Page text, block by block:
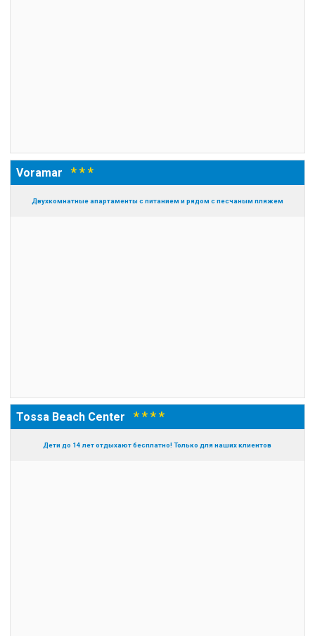
Voramar* * *
Двухкомнатные апартаменты с питанием и рядом с песчаным пляжем
Tossa Beach Center* * * *
Дети до 14 лет отдыхают бесплатно! Только для наших клиентов